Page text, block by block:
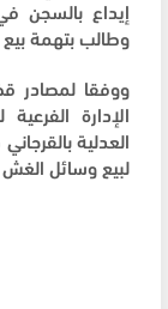
وطالب بتهمة بيع
ووفقا لمصادر
الإدارة
العدلية
لبيع وسائل الغش